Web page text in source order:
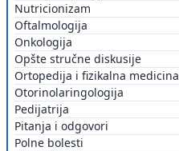
Nutricionizam
Oftalmologija
Onkologija
Opšte stručne diskusije
Ortopedija i fizikalna medicina
Otorinolaringologija
Pedijatrija
Pitanja i odgovori
Polne bolesti